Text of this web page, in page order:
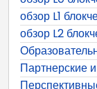
обзор L1
обзор L2
Партнерские